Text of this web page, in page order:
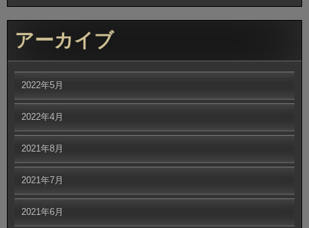
アーカイブ
2022年5月
2022年4月
2021年8月
2021年7月
2021年6月